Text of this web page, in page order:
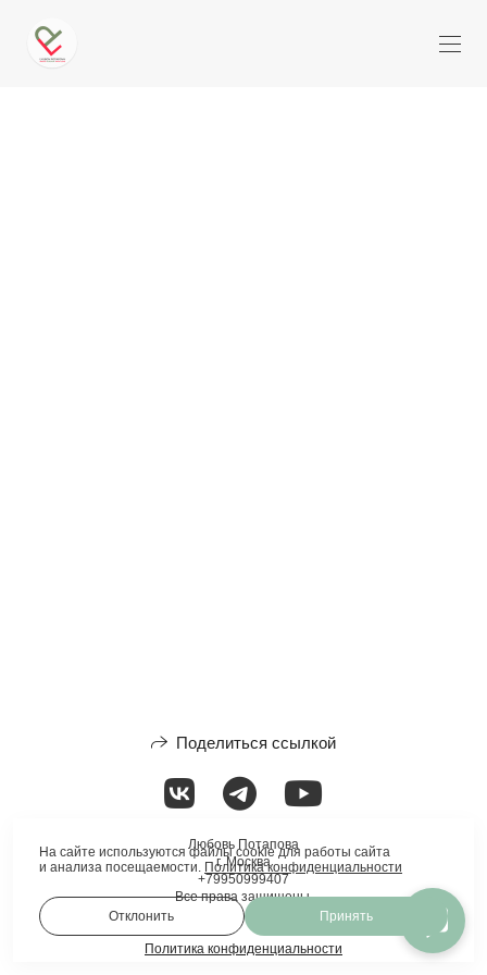
Поделиться ссылкой
Любовь Потапова
г. Москва
+79950999407
Все права защищены.
Политика конфиденциальности
На сайте используются файлы cookie для работы сайта
и анализа посещаемости. Политика конфиденциальности
Отклонить Принять